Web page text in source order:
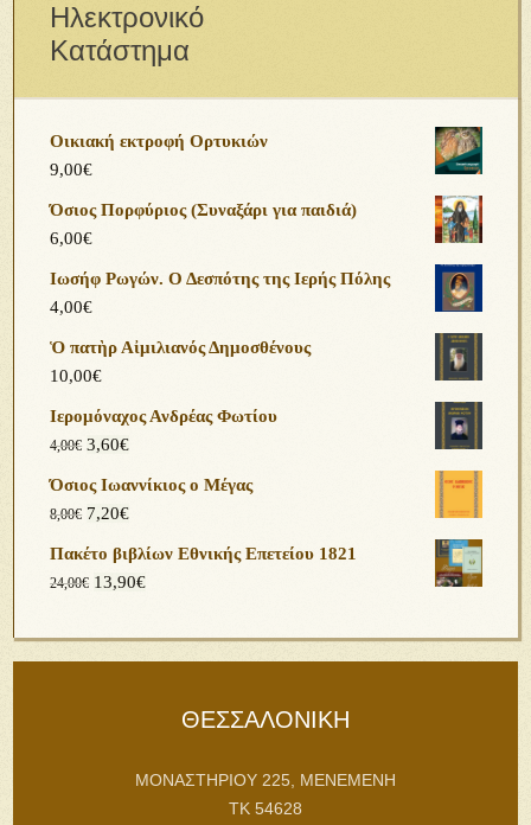
Ηλεκτρονικό
Κατάστημα
Οικιακή εκτροφή Ορτυκιών
9,00€
Όσιος Πορφύριος (Συναξάρι για παιδιά)
6,00€
Ιωσήφ Ρωγών. Ο Δεσπότης της Ιερής Πόλης
4,00€
Ὁ πατὴρ Αἰμιλιανός Δημοσθένους
10,00€
Ιερομόναχος Ανδρέας Φωτίου
4,00€ 3,60€
Όσιος Ιωαννίκιος ο Μέγας
8,00€ 7,20€
Πακέτο βιβλίων Εθνικής Επετείου 1821
24,00€ 13,90€
ΘΕΣΣΑΛΟΝΙΚΗ
ΜΟΝΑΣΤΗΡΙΟΥ 225, ΜΕΝΕΜΕΝΗ
ΤΚ 54628